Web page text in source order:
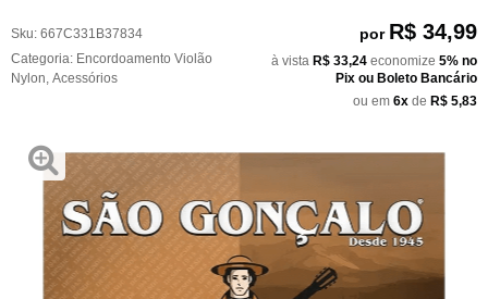
Sku: 667C331B37834
Categoria: Encordoamento Violão
Nylon Acessórios
por R$ 34,99
à vista R$ 33,24 economize 5% no
Pix ou Boleto Bancário
ou em 6x de R$ 5,83